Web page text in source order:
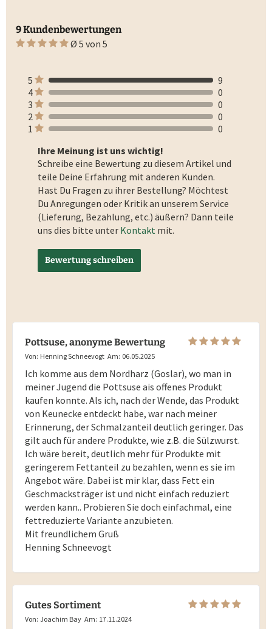
9 Kundenbewertungen
Ø 5 von 5
5
9
4
0
3
0
2
0
1
0
Ihre Meinung ist uns wichtig!
Schreibe eine Bewertung zu diesem Artikel und
teile Deine Erfahrung mit anderen Kunden.
Hast Du Fragen zu ihrer Bestellung? Möchtest
Du Anregungen oder Kritik an unserem Service
(Lieferung, Bezahlung, etc.) äußern? Dann teile
uns dies bitte unter Kontakt mit.
Bewertung schreiben
Pottsuse, anonyme Bewertung
Von: Henning Schneevogt Am: 06.05.2025
Ich komme aus dem Nordharz (Goslar), wo man in
meiner Jugend die Pottsuse ais offenes Produkt
kaufen konnte. Als ich, nach der Wende, das Produkt
von Keunecke entdeckt habe, war nach meiner
Erinnerung, der Schmalzanteil deutlich geringer. Das
gilt auch für andere Produkte, wie z.B. die Sülzwurst.
Ich wäre bereit, deutlich mehr für Produkte mit
geringerem Fettanteil zu bezahlen, wenn es sie im
Angebot wäre. Dabei ist mir klar, dass Fett ein
Geschmacksträger ist und nicht einfach reduziert
werden kann.. Probieren Sie doch einfachmal, eine
fettreduzierte Variante anzubieten.
Mit freundlichem Gruß
Henning Schneevogt
Gutes Sortiment
Von: Joachim Bay Am: 17.11.2024